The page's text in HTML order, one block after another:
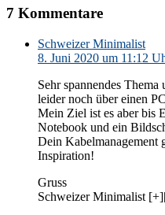
7 Kommentare
Schweizer Minimalist
8. Juni 2020 um 11:12
Sehr spannendes
leider noch über einen
Mein Ziel ist es aber bis
Notebook und ein
Dein Kabelmanagement
Inspiration!
Gruss
Schweizer Minimalist